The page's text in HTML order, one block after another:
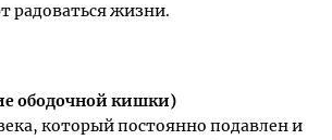
радоваться жизни.
ободочной кишки)
который постоянно подавлен и